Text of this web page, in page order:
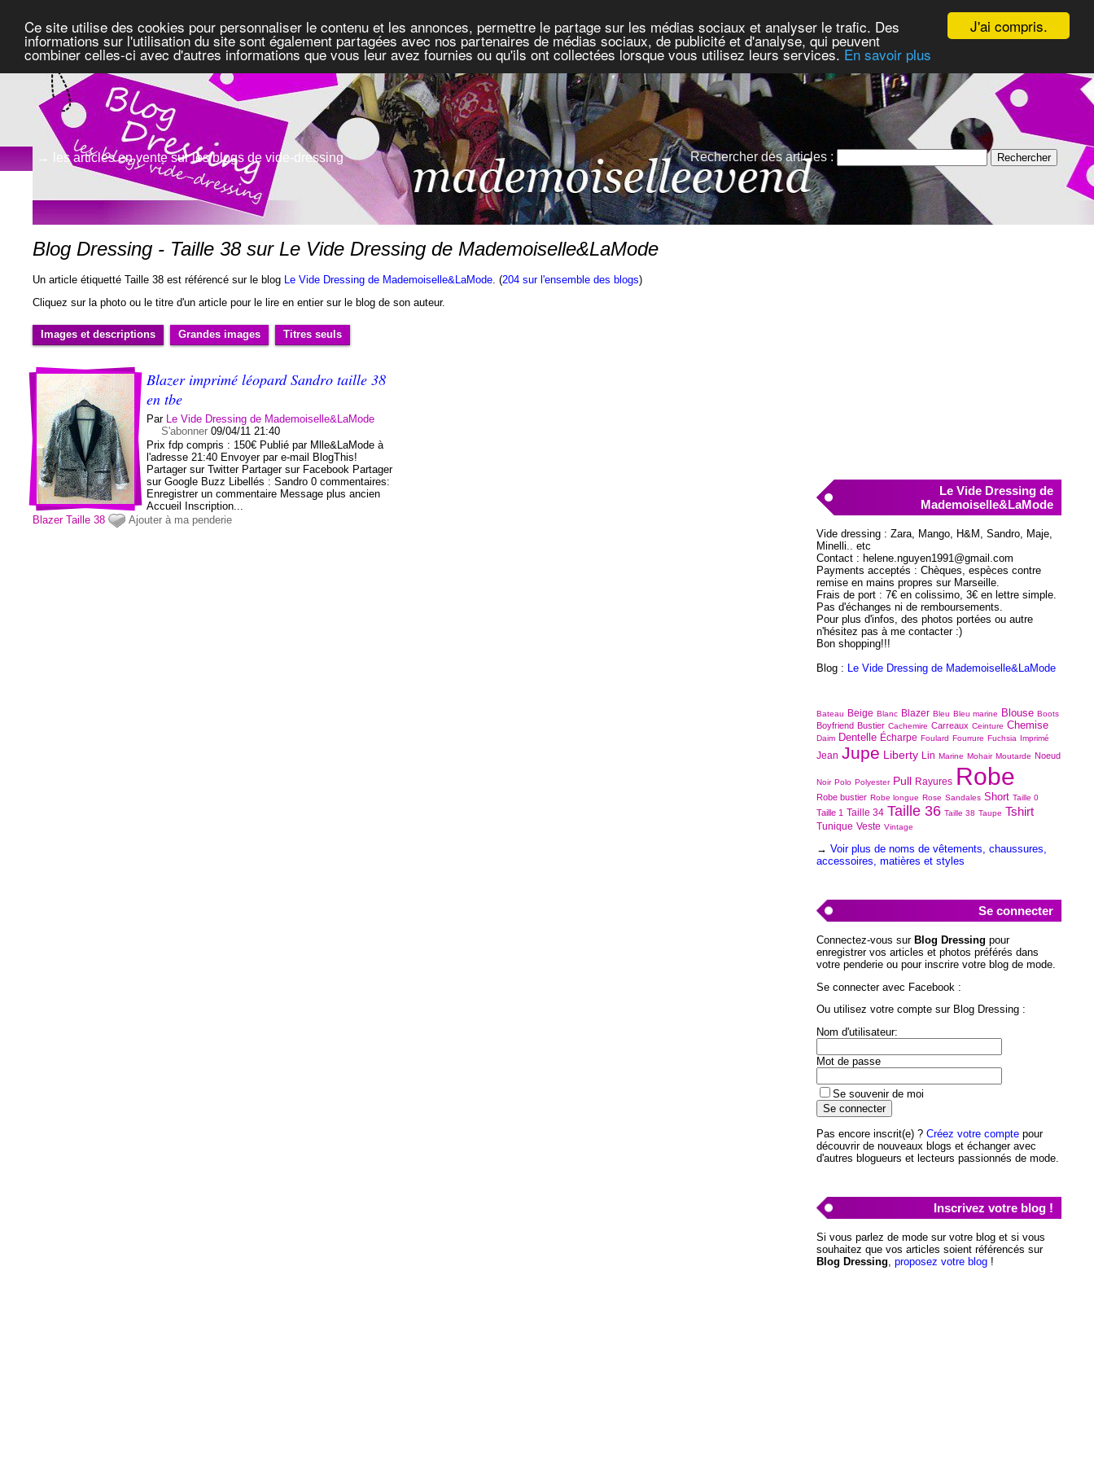
J'ai compris.
Ce site utilise des cookies pour personnaliser le contenu et les annonces, permettre le partage sur les médias sociaux et analyser le trafic. Des
informations sur l'utilisation du site sont également partagées avec nos partenaires de médias sociaux, de publicité et d'analyse, qui peuvent
combiner celles-ci avec d'autres informations que vous leur avez fournies ou qu'ils ont collectées lorsque vous utilisez leurs services. En savoir plus
→ les articles en vente sur les blogs de vide-dressing Rechercher des articles :
Blog Dressing - Taille 38 sur Le Vide Dressing de Mademoiselle&LaMode
Un article étiquetté Taille 38 est référencé sur le blog Le Vide Dressing de Mademoiselle&LaMode. (204 sur l'ensemble des blogs)
Cliquez sur la photo ou le titre d'un article pour le lire en entier sur le blog de son auteur.
Images et descriptions Grandes images Titres seuls
Blazer imprimé léopard Sandro taille 38
en tbe
Par
Le Vide Dressing de Mademoiselle&LaMode
S'abonner 09/04/11 21:40
Prix fdp compris : 150€ Publié par Mlle&LaMode à
l'adresse 21:40 Envoyer par e-mail BlogThis!
Partager sur Twitter Partager sur Facebook Partager
sur Google Buzz Libellés : Sandro 0 commentaires:
Enregistrer un commentaire Message plus ancien
Accueil Inscription...
Blazer Taille 38 Ajouter à ma penderie
Le Vide Dressing de
Mademoiselle&LaMode
Vide dressing : Zara, Mango, H&M, Sandro, Maje,
Minelli.. etc
Contact : helene.nguyen1991@gmail.com
Payments acceptés : Chèques, espèces contre
remise en mains propres sur Marseille.
Frais de port : 7€ en colissimo, 3€ en lettre simple.
Pas d'échanges ni de remboursements.
Pour plus d'infos, des photos portées ou autre
n'hésitez pas à me contacter :)
Bon shopping!!!
Blog :
Le Vide Dressing de Mademoiselle&LaMode
Bateau Beige Blanc Blazer Bleu Bleu marine Blouse Boots
Boyfriend Bustier Cachemire Carreaux Ceinture Chemise
Daim Dentelle Écharpe Foulard Fourrure Fuchsia Imprimé
Jean Jupe Liberty Lin Marine Mohair Moutarde Noeud
Noir Polo Polyester Pull Rayures Robe
Robe bustier Robe longue Rose Sandales Short Taille 0
Taille 1 Taille 34 Taille 36 Taille 38 Taupe Tshirt
Tunique Veste Vintage
→ Voir plus de noms de vêtements, chaussures,
accessoires, matières et styles
Se connecter
Connectez-vous sur Blog Dressing pour
enregistrer vos articles et photos préférés dans
votre penderie ou pour inscrire votre blog de mode.
Se connecter avec Facebook :
Ou utilisez votre compte sur Blog Dressing :
Nom d'utilisateur:
Mot de passe
Se souvenir de moi
Pas encore inscrit(e) ? Créez votre comptepour
découvrir de nouveaux blogs et échanger avec
d'autres blogueurs et lecteurs passionnés de mode.
Inscrivez votre blog !
Si vous parlez de mode sur votre blog et si vous
souhaitez que vos articles soient référencés sur
Blog Dressing proposez votre blog!